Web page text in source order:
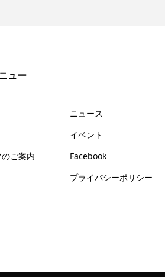
ュー
ご案内
ニュース
イベント
Facebook
プライバシーポリシー